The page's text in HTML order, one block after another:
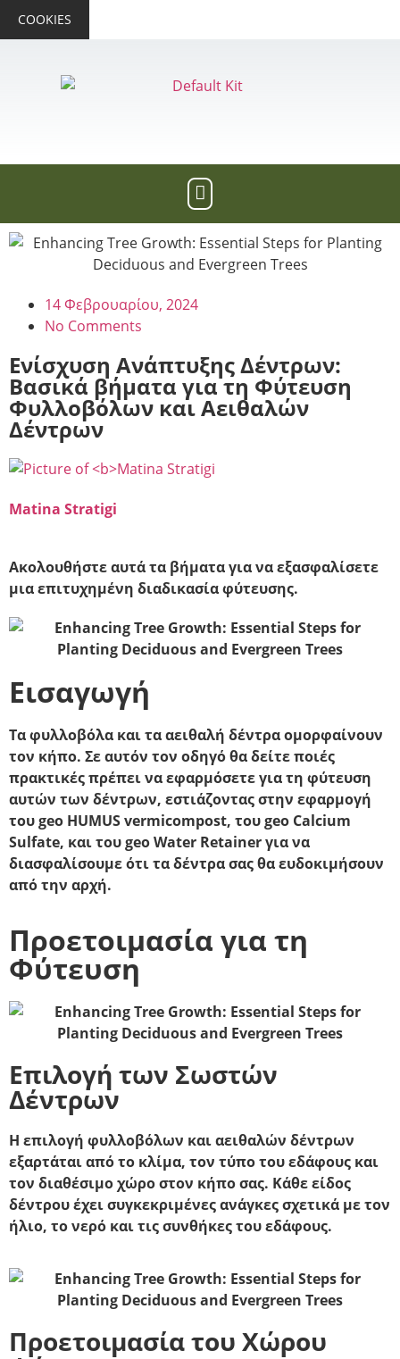
COOKIES
14 Φεβρουαρίου, 2024
No Comments
Ενίσχυση Ανάπτυξης Δέντρων:
Βασικά βήματα για τη Φύτευση
Φυλλοβόλων και Αειθαλών
Δέντρων
Matina Stratigi
Ακολουθήστε αυτά τα βήματα για να εξασφαλίσετε
μια επιτυχημένη διαδικασία φύτευσης.
Εισαγωγή
Τα φυλλοβόλα και τα αειθαλή δέντρα ομορφαίνουν
τον κήπο. Σε αυτόν τον οδηγό θα δείτε ποιές
πρακτικές πρέπει να εφαρμόσετε για τη φύτευση
αυτών των δέντρων, εστιάζοντας στην εφαρμογή
του geo HUMUS vermicompost, του geo Calcium
Sulfate, και του geo Water Retainer για να
διασφαλίσουμε ότι τα δέντρα σας θα ευδοκιμήσουν
από την αρχή.
Προετοιμασία για τη
Φύτευση
Επιλογή των Σωστών
Δέντρων
Η επιλογή φυλλοβόλων και αειθαλών δέντρων
εξαρτάται από το κλίμα, τον τύπο του εδάφους και
τον διαθέσιμο χώρο στον κήπο σας. Κάθε είδος
δέντρου έχει συγκεκριμένες ανάγκες σχετικά με τον
ήλιο, το νερό και τις συνθήκες του εδάφους.
Προετοιμασία του Χώρου